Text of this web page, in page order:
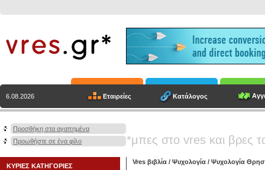
6.08.2026 Εταιρείες Κατάλογος
Προσθήκη στα αγαπημένα
Προωθήστε σε ένα φίλο
*μπες στο vres και βρες
ΚΥΡΙΕΣ ΚΑΤΗΓΟΡΙΕΣ
Vres βιβλία / Ψυχολογία / Ψυχολογία